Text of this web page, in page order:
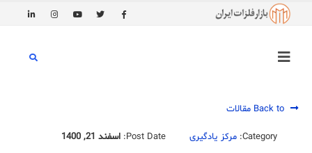
Category: مرکز یادگیری Post Date: اسفند 21, 1400